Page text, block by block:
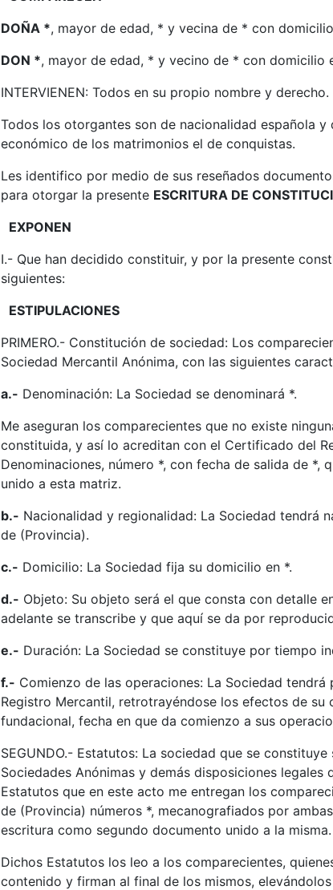
DOÑA *, mayor de edad, * y vecina de * con
DON *, mayor de edad, * y vecino de * con domicilio
INTERVIENEN: Todos en su propio nombre y derecho.
Todos los otorgantes son de nacionalidad española
económico de los matrimonios el de conquistas.
Les identifico por medio de sus reseñados
para otorgar la presente ESCRITURA DE
EXPONEN
I.- Que han decidido constituir, y por la presente
siguientes:
ESTIPULACIONES
PRIMERO.- Constitución de sociedad: Los
Sociedad Mercantil Anónima, con las siguientes
a.- Denominación: La Sociedad se denominará *.
Me aseguran los comparecientes que no existe
constituida, y así lo acreditan con el Certificado del
Denominaciones, número *, con fecha de salida de
unido a esta matriz.
b.- Nacionalidad y regionalidad: La Sociedad tendrá
de (Provincia).
c.- Domicilio: La Sociedad fija su domicilio en *.
d.- Objeto: Su objeto será el que consta con detalle
adelante se transcribe y que aquí se da por
e.- Duración: La Sociedad se constituye por tiempo
f.- Comienzo de las operaciones: La Sociedad
Registro Mercantil, retrotrayéndose los efectos de
fundacional, fecha en que da comienzo a sus
SEGUNDO.- Estatutos: La sociedad que se
Sociedades Anónimas y demás disposiciones
Estatutos que en este acto me entregan los
de (Provincia) números *, mecanografiados por
escritura como segundo documento unido a la misma.
Dichos Estatutos los leo a los comparecientes,
contenido y firman al final de los mismos,